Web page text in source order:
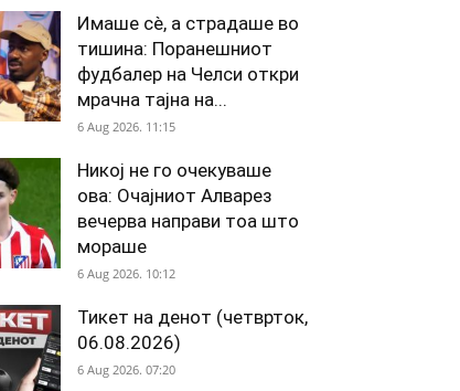
Имаше сè, а страдаше во
тишина: Поранешниот
фудбалер на Челси откри
мрачна тајна на...
6 Aug 2026. 11:15
Никој не го очекуваше
ова: Очајниот Алварез
вечерва направи тоа што
мораше
6 Aug 2026. 10:12
Тикет на денот (четврток,
06.08.2026)
6 Aug 2026. 07:20